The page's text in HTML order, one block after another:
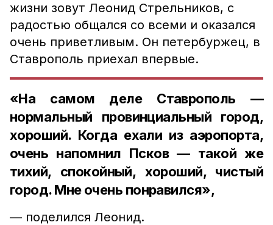
жизни зовут Леонид Стрельников, с
радостью общался со всеми и оказался
очень приветливым. Он петербуржец, в
Ставрополь приехал впервые.
«На самом деле Ставрополь —
нормальный провинциальный город,
хороший. Когда ехали из аэропорта,
очень напомнил Псков — такой же
тихий, спокойный, хороший, чистый
город. Мне очень понравился»,
— поделился Леонид.